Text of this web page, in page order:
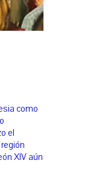
como
el
XIV aún